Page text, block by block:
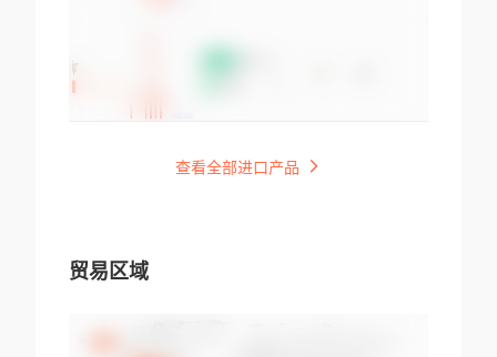
查看全部进口产品
贸易区域